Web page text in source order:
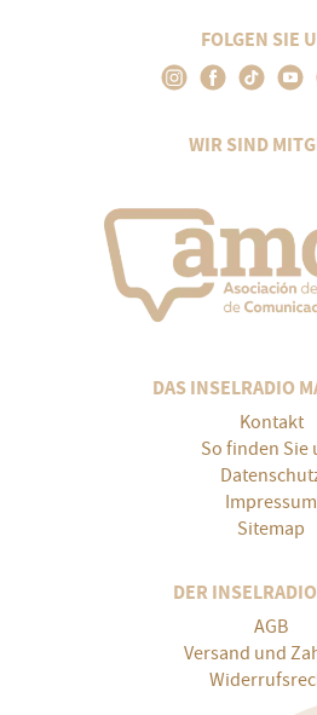
FOLGEN SIE
WIR SIND
DAS INSELRADIO
Kontakt
So finden Sie
Impressum
Sitemap
DER
AGB
Versand und